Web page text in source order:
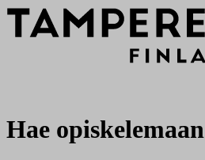
Hae opiskelemaan